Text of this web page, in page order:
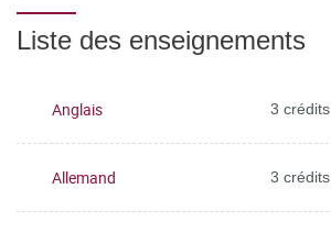
Liste des enseignements
Anglais 3 crédits
Allemand 3 crédits